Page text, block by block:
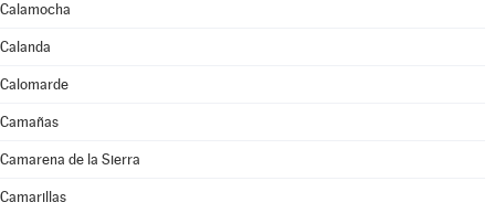
Calamocha
Calanda
Calomarde
Camañas
Camarena de la Sierra
Camarillas